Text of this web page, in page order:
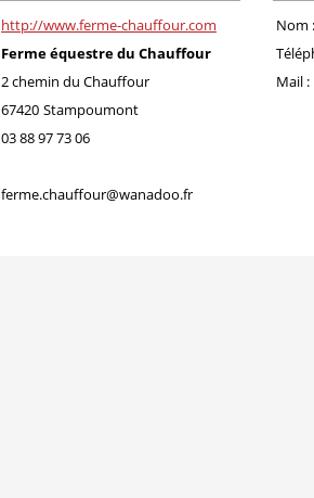
http://www.ferme-chauffour.com
Ferme équestre du Chauffour
2 chemin du Chauffour
67420 Stampoumont
03 88 97 73 06
ferme.chauffour@wanadoo.fr
Nom :
Mail :